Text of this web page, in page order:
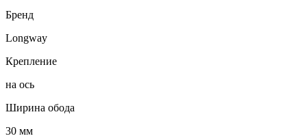
Бренд
Longway
Крепление
на ось
Ширина обода
30 мм